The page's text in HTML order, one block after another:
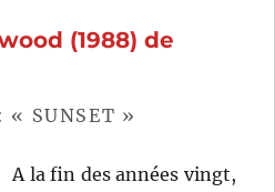
(1988) de
« SUNSET »
A la fin des années vingt,